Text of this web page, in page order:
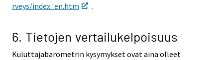
rveys/index_en.htm
.
6. Tietojen vertailukelpoisuus
Kuluttajabarometrin kysymykset ovat aina olleet